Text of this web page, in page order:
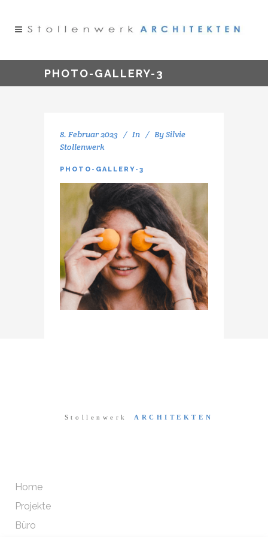
PHOTO-GALLERY-3
8. Februar 2023 In BySilvie
Stollenwerk
PHOTO-GALLERY-3
Home
Projekte
Büro